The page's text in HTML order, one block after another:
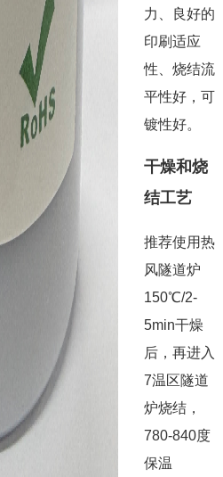
力、良好的
印刷适应
性、烧结流
平性好，可
镀性好。
干燥和烧
结工艺
推荐使用热
风隧道炉
150℃/2-
5min干燥
后，再进入
7温区隧道
炉烧结，
780-840度
保温